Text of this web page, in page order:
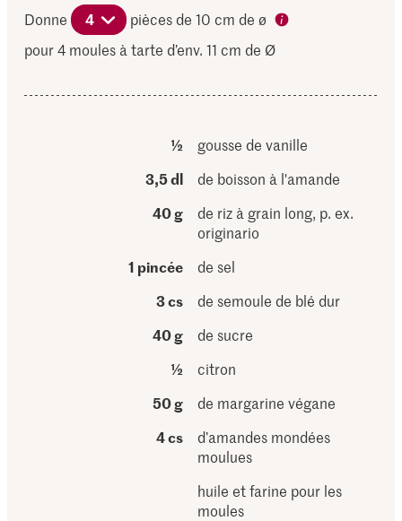
Donne 4
pièces de 10 cm de ø
pour 4 moules à tarte d’env. 11 cm de Ø
½
gousse de vanille
3,5 dl
de boisson à l'amande
40 g
de riz à grain long, p. ex.
originario
1 pincée
de sel
3 cs
de semoule de blé dur
40 g
de sucre
½
citron
50 g
de margarine végane
4 cs
d’amandes mondées
moulues
huile et farine pour les
moules